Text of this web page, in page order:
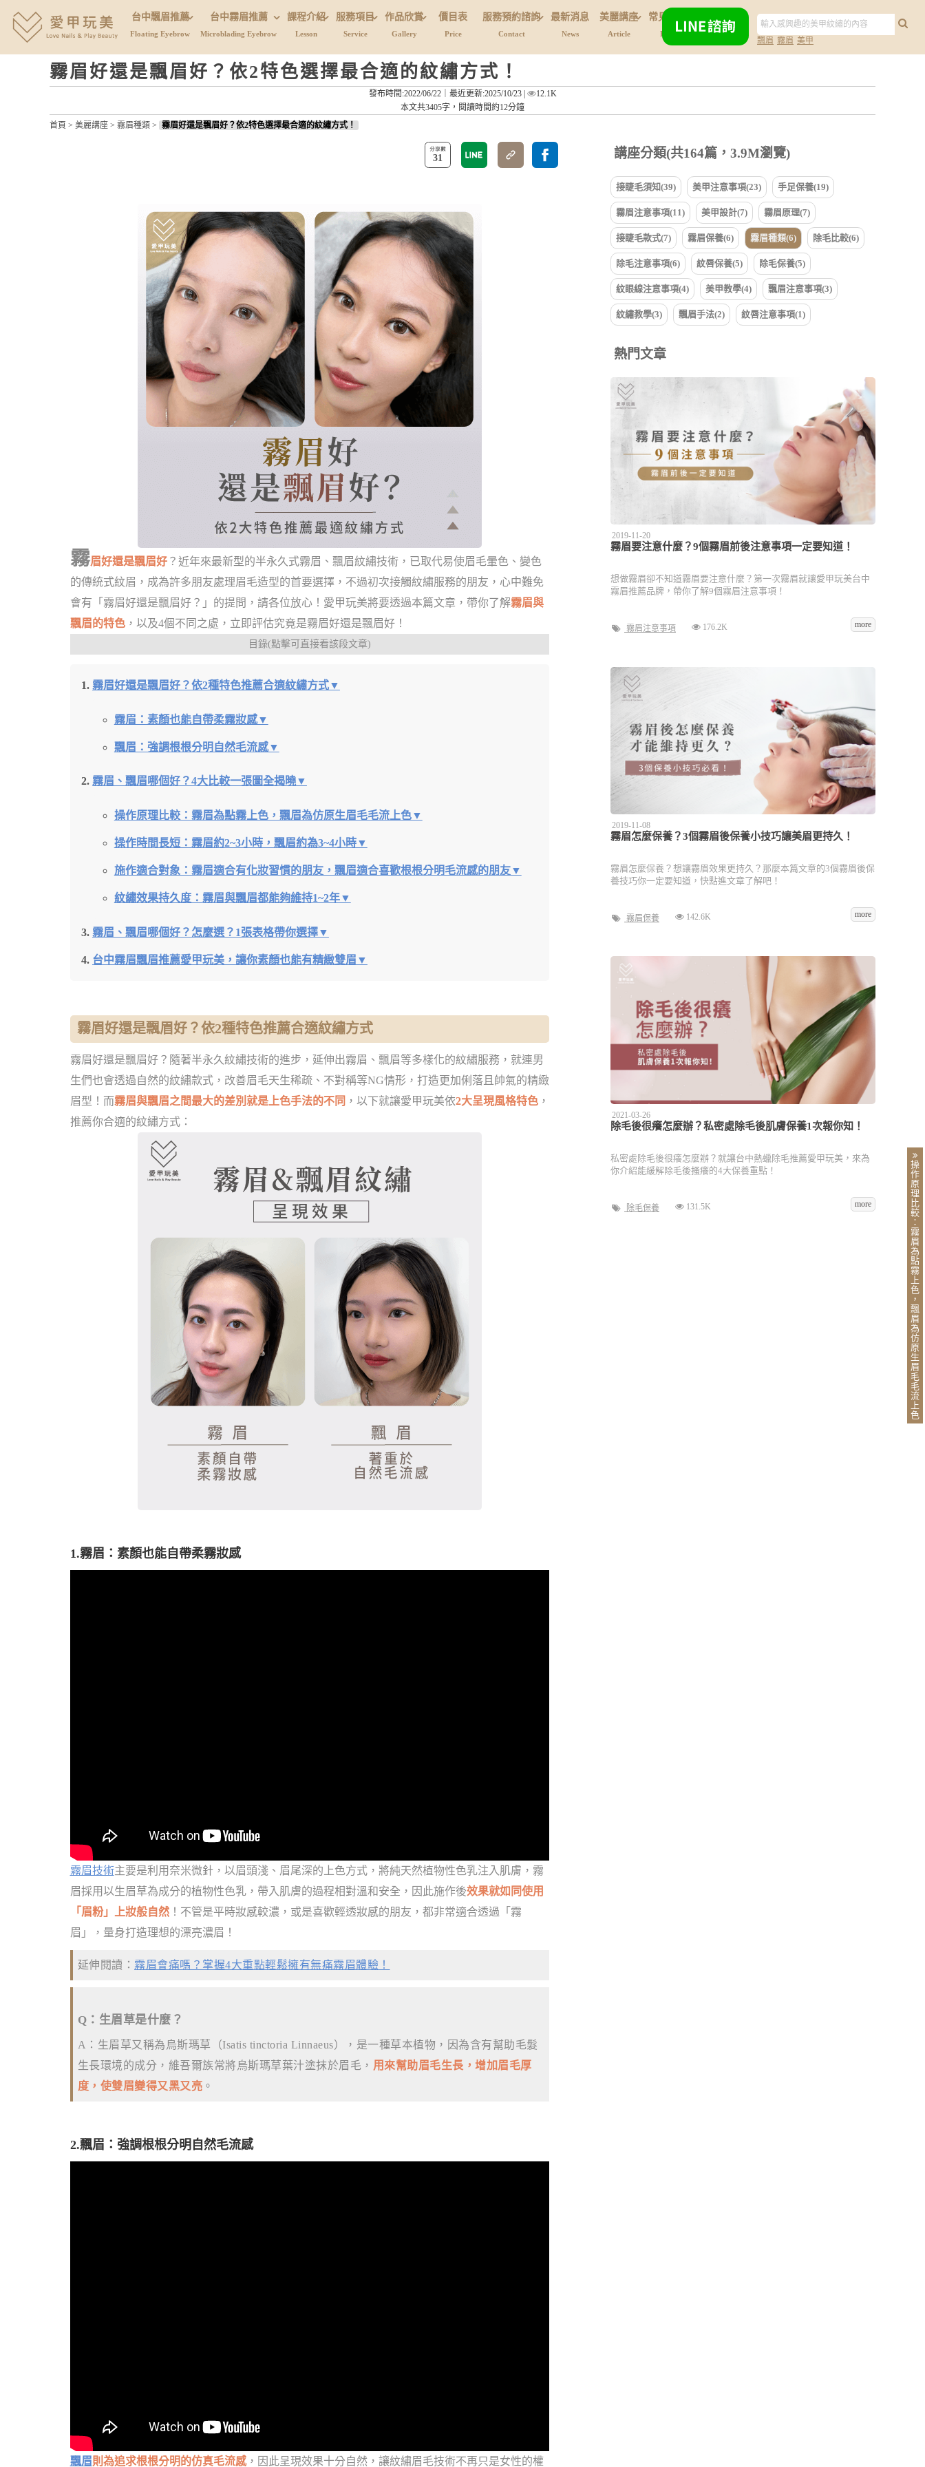
台中飄眉推薦
Floating Eyebrow
台中霧眉推薦
Microblading Eyebrow
課程介紹
Lesson
服務項目
Service
作品欣賞
Gallery
價目表
Price
服務預約諮詢
Contact
最新消息
News
美麗講座
Article
常見問題
FAQ
關於我們
About Us
飄眉 霧眉 美甲
霧眉好還是飄眉好？依2特色選擇最合適的紋繡方式！
發布時間:2022/06/22｜ 最近更新:2025/10/23|
12.1K
本文共3405字，閱讀時間約12分鐘
首頁 > 美麗講座 > 霧眉種類 > 霧眉好還是飄眉好？依2特色選擇最合適的紋繡方式！
31
霧眉好還是飄眉好？近年來最新型的半永久式霧眉、飄眉紋繡技術，已取代易使眉毛暈色、變色
的傳統式紋眉，成為許多朋友處理眉毛造型的首要選擇，不過初次接觸紋繡服務的朋友，心中難免
會有「霧眉好還是飄眉好？」的提問，請各位放心！愛甲玩美將要透過本篇文章，帶你了解霧眉與
飄眉的特色，以及4個不同之處，立即評估究竟是霧眉好還是飄眉好！
目錄(點擊可直接看該段文章)
霧眉好還是飄眉好？依2種特色推薦合適紋繡方式▼
霧眉：素顏也能自帶柔霧妝感▼
飄眉：強調根根分明自然毛流感▼
霧眉、飄眉哪個好？4大比較一張圖全揭曉▼
操作原理比較：霧眉為點霧上色，飄眉為仿原生眉毛毛流上色▼
操作時間長短：霧眉約2~3小時，飄眉約為3~4小時▼
施作適合對象：霧眉適合有化妝習慣的朋友，飄眉適合喜歡根根分明毛流感的朋友▼
紋繡效果持久度：霧眉與飄眉都能夠維持1~2年▼
霧眉、飄眉哪個好？怎麼選？1張表格帶你選擇▼
台中霧眉飄眉推薦愛甲玩美，讓你素顏也能有精緻雙眉▼
霧眉好還是飄眉好？依2種特色推薦合適紋繡方式
霧眉好還是飄眉好？隨著半永久紋繡技術的進步，延伸出霧眉、飄眉等多樣化的紋繡服務，就連男
生們也會透過自然的紋繡款式，改善眉毛天生稀疏、不對稱等NG情形，打造更加俐落且帥氣的精緻
眉型！而霧眉與飄眉之間最大的差別就是上色手法的不同 ，以下就讓愛甲玩美依2大呈現風格特色，
推薦你合適的紋繡方式：
1.霧眉：素顏也能自帶柔霧妝感
霧眉技術主要是利用奈米微針，以眉頭淺、眉尾深的上色方式，將純天然植物性色乳注入肌膚，霧
眉採用以生眉草為成分的植物性色乳，帶入肌膚的過程相對溫和安全，因此施作後效果就如同使用
「眉粉」上妝般自然！不管是平時妝感較濃，或是喜歡輕透妝感的朋友，都非常適合透過「霧
眉」，量身打造理想的漂亮濃眉！
延伸閱讀： 霧眉會痛嗎？掌握4大重點輕鬆擁有無痛霧眉體驗！
Q：生眉草是什麼？
A：生眉草又稱為烏斯瑪草（Isatis tinctoria Linnaeus），是一種草本植物，因為含有幫助毛髮
生長環境的成分，維吾爾族常將烏斯瑪草葉汁塗抹於眉毛， 用來幫助眉毛生長，增加眉毛厚
度，使雙眉變得又黑又亮 。
2.飄眉：強調根根分明自然毛流感
飄眉則為追求根根分明的仿真毛流感，因此呈現效果十分自然，讓紋繡眉毛技術不再只是女性的權
講座分類(共164篇，3.9M瀏覽)
接睫毛須知(39) 美甲注意事項(23) 手足保養(19)
霧眉注意事項(11) 美甲設計(7) 霧眉原理(7)
接睫毛款式(7) 霧眉保養(6) 霧眉種類(6) 除毛比較(6)
除毛注意事項(6) 紋唇保養(5) 除毛保養(5)
紋眼線注意事項(4) 美甲教學(4) 飄眉注意事項(3)
紋繡教學(3) 飄眉手法(2) 紋唇注意事項(1)
熱門文章
2019-11-20
霧眉要注意什麼？9個霧眉前後注意事項一定要知道！
想做霧眉卻不知道霧眉要注意什麼？第一次霧眉就讓愛甲玩美台中
霧眉推薦品牌，帶你了解9個霧眉注意事項！
霧眉注意事項 176.2K more
2019-11-08
霧眉怎麼保養？3個霧眉後保養小技巧讓美眉更持久！
霧眉怎麼保養？想讓霧眉效果更持久？那麼本篇文章的3個霧眉後保
養技巧你一定要知道，快點進文章了解吧！
霧眉保養 142.6K more
2021-03-26
除毛後很癢怎麼辦？私密處除毛後肌膚保養1次報你知！
私密處除毛後很癢怎麼辦？就讓台中熱蠟除毛推薦愛甲玩美，來為
你介紹能緩解除毛後搔癢的4大保養重點！
除毛保養 131.5K more
操
作
原
理
比
較
：
霧
眉
為
點
霧
上
色
，
飄
眉
為
仿
原
生
眉
毛
毛
流
上
色